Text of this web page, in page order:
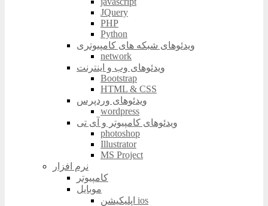
JQuery
PHP
Python
ویدئوهای شبکه های کامپیوتری
network
ویدئوهای وب و اینترنت
Bootstrap
HTML & CSS
ویدئوهای وردپرس
wordpress
ویدئوهای کامپیوتر و آی تی
photoshop
Illustrator
MS Project
نرم افزار
کامپیوتر
موبایل
اپلیکیشن ios